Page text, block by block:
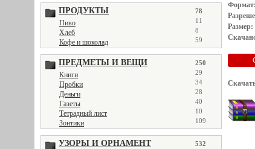
ПРОДУКТЫ 78
Пиво 11
Хлеб 8
Кофе и шоколад 59
ПРЕДМЕТЫ И ВЕЩИ 250
Книги 29
Пробки 34
Деньги 28
Газеты 40
Тетрадный лист 10
Зонтики 109
УЗОРЫ И ОРНАМЕНТ 532
Размер: